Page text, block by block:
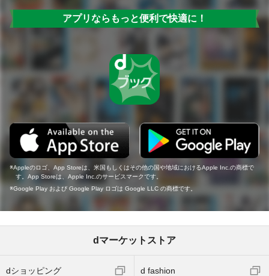
アプリならもっと便利で快適に！
Appleのロゴ、App Storeは、米国もしくはその他の国や地域におけるApple Inc.の商標で
す。App Storeは、Apple Inc.のサービスマークです。
Google Play および Google Play ロゴは Google LLC の商標です。
dマーケットストア
dショッピング d fashion